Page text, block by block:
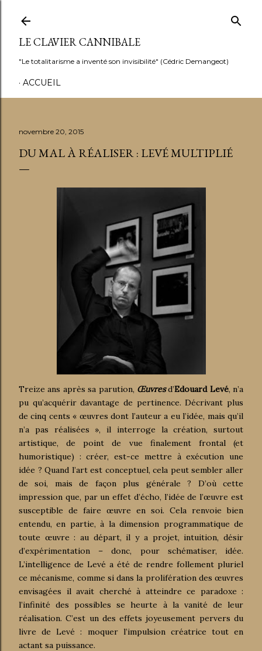
LE CLAVIER CANNIBALE
"Le totalitarisme a inventé son invisibilité" (Cédric Demangeot)
ACCUEIL
novembre 20, 2015
DU MAL À RÉALISER : LEVÉ MULTIPLIÉ
Treize ans après sa parution, Œuvresd’Edouard Levé, n’a
pu qu’acquérir davantage de pertinence. Décrivant plus
de cinq cents « œuvres dont l’auteur a eu l’idée, mais qu’il
n’a pas réalisées », il interroge la création, surtout
artistique, de point de vue finalement frontal (et
humoristique) : créer, est-ce mettre à exécution une
idée ? Quand l’art est conceptuel, cela peut sembler aller
de soi, mais de façon plus générale ? D’où cette
impression que, par un effet d’écho, l’idée de l’œuvre est
susceptible de faire œuvre en soi. Cela renvoie bien
entendu, en partie, à la dimension programmatique de
toute œuvre : au départ, il y a projet, intuition, désir
d’expérimentation – donc, pour schématiser, idée.
L’intelligence de Levé a été de rendre follement pluriel
ce mécanisme, comme si dans la prolifération des œuvres
envisagées il avait cherché à atteindre ce paradoxe :
l’infinité des possibles se heurte à la vanité de leur
réalisation. C’est un des effets joyeusement pervers du
livre de Levé : moquer l’impulsion créatrice tout en
actant sa puissance.